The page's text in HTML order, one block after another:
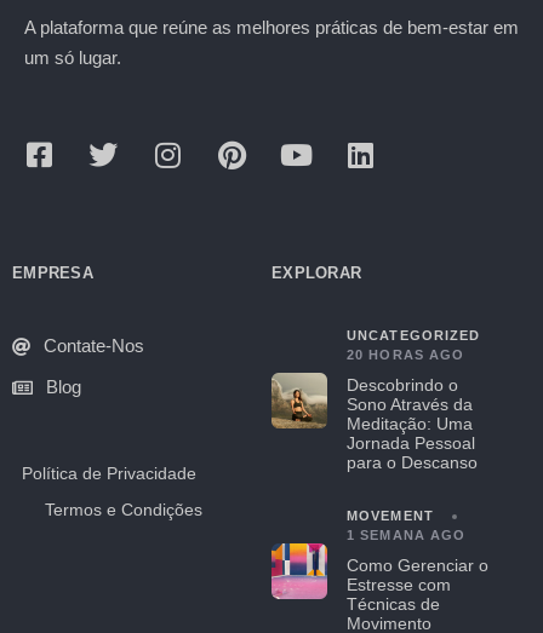
A plataforma que reúne as melhores práticas de bem-estar em
um só lugar.
EMPRESA
Contate-Nos
Blog
Política de Privacidade
Termos e Condições
EXPLORAR
UNCATEGORIZED
20 HORAS AGO
Descobrindo o
Sono Através da
Meditação: Uma
Jornada Pessoal
para o Descanso
MOVEMENT
1 SEMANA AGO
Como Gerenciar o
Estresse com
Técnicas de
Movimento